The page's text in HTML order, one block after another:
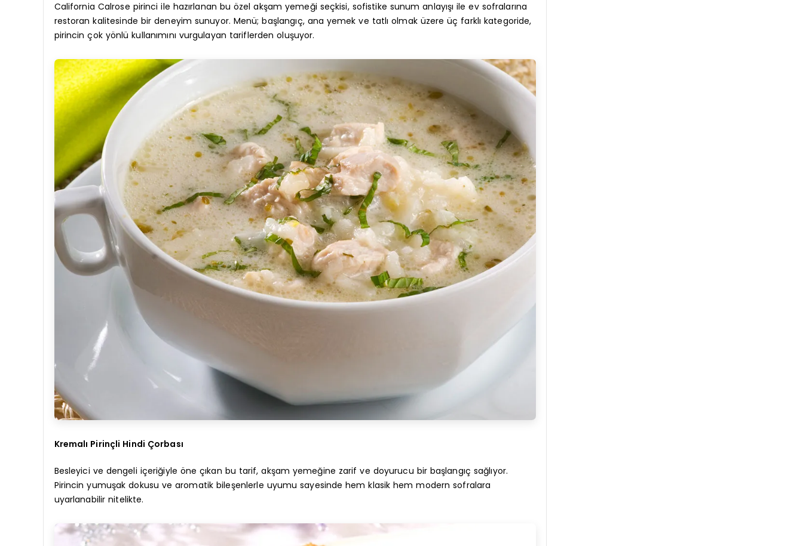
California Calrose pirinci ile hazırlanan bu özel akşam yemeği seçkisi, sofistike sunum anlayışı ile ev sofralarına
restoran kalitesinde bir deneyim sunuyor. Menü; başlangıç, ana yemek ve tatlı olmak üzere üç farklı kategoride,
pirincin çok yönlü kullanımını vurgulayan tariflerden oluşuyor.
Kremalı Pirinçli Hindi Çorbası
Besleyici ve dengeli içeriğiyle öne çıkan bu tarif, akşam yemeğine zarif ve doyurucu bir başlangıç sağlıyor.
Pirincin yumuşak dokusu ve aromatik bileşenlerle uyumu sayesinde hem klasik hem modern sofralara
uyarlanabilir nitelikte.